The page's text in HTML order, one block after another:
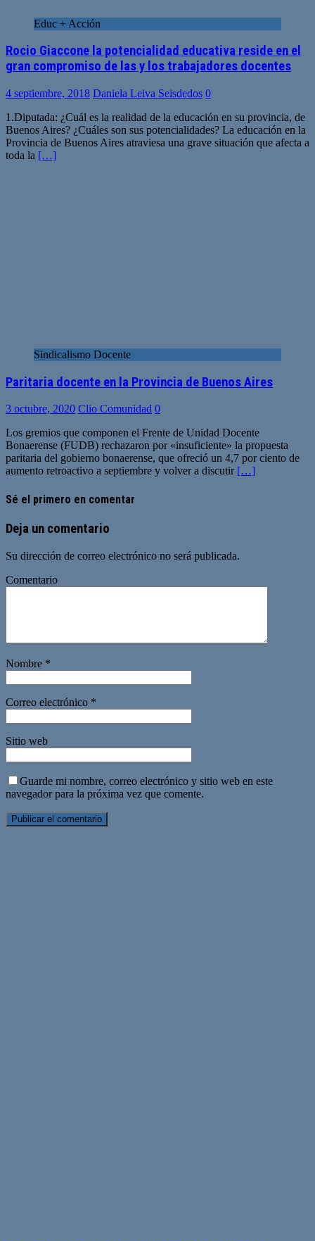
Educ + Acción
Rocio Giaccone la potencialidad educativa reside en el
gran compromiso de las y los trabajadores docentes
4 septiembre, 2018 Daniela Leiva Seisdedos 0
1.Diputada: ¿Cuál es la realidad de la educación en su provincia, de
Buenos Aires? ¿Cuáles son sus potencialidades? La educación en la
Provincia de Buenos Aires atraviesa una grave situación que afecta a
toda la […]
Sindicalismo Docente
Paritaria docente en la Provincia de Buenos Aires
3 octubre, 2020 Clio Comunidad 0
Los gremios que componen el Frente de Unidad Docente
Bonaerense (FUDB) rechazaron por «insuficiente» la propuesta
paritaria del gobierno bonaerense, que ofreció un 4,7 por ciento de
aumento retroactivo a septiembre y volver a discutir […]
Sé el primero en comentar
Deja un comentario
Su dirección de correo electrónico no será publicada.
Comentario
Nombre *
Correo electrónico *
Sitio web
Guarde mi nombre, correo electrónico y sitio web en este
navegador para la próxima vez que comente.